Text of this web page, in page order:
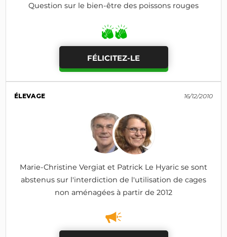
Question sur le bien-être des poissons rouges
FÉLICITEZ-LE
ÉLEVAGE 16/12/2010
Marie-Christine Vergiat et Patrick Le Hyaric se sont
abstenus sur l'interdiction de l'utilisation de cages
non aménagées à partir de 2012